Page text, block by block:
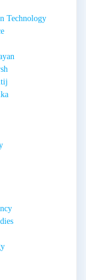
Technology